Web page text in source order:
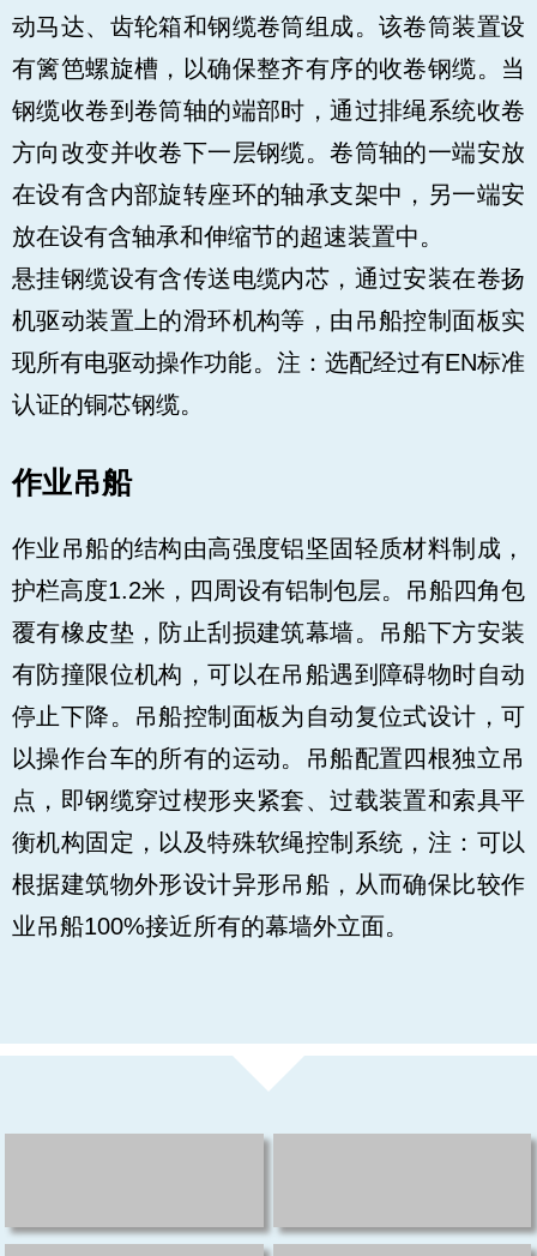
动马达、齿轮箱和钢缆卷筒组成。该卷筒装置设
有篱笆螺旋槽，以确保整齐有序的收卷钢缆。当
钢缆收卷到卷筒轴的端部时，通过排绳系统收卷
方向改变并收卷下一层钢缆。卷筒轴的一端安放
在设有含内部旋转座环的轴承支架中，另一端安
放在设有含轴承和伸缩节的超速装置中。
悬挂钢缆设有含传送电缆内芯，通过安装在卷扬
机驱动装置上的滑环机构等，由吊船控制面板实
现所有电驱动操作功能。注：选配经过有EN标准
认证的铜芯钢缆。
作业吊船
作业吊船的结构由高强度铝坚固轻质材料制成，
护栏高度1.2米，四周设有铝制包层。吊船四角包
覆有橡皮垫，防止刮损建筑幕墙。吊船下方安装
有防撞限位机构，可以在吊船遇到障碍物时自动
停止下降。吊船控制面板为自动复位式设计，可
以操作台车的所有的运动。吊船配置四根独立吊
点，即钢缆穿过楔形夹紧套、过载装置和索具平
衡机构固定，以及特殊软绳控制系统，注：可以
根据建筑物外形设计异形吊船，从而确保比较作
业吊船100%接近所有的幕墙外立面。